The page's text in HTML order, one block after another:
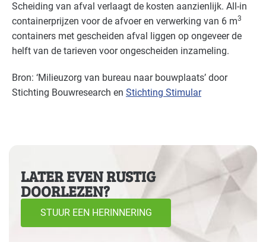
Scheiding van afval verlaagt de kosten aanzienlijk. All-in
containerprijzen voor de afvoer en verwerking van 6 m3
containers met gescheiden afval liggen op ongeveer de
helft van de tarieven voor ongescheiden inzameling.
Bron: ‘Milieuzorg van bureau naar bouwplaats’ door
Stichting Bouwresearch en Stichting Stimular
LATER EVEN RUSTIG
DOORLEZEN?
STUUR EEN HERINNERING